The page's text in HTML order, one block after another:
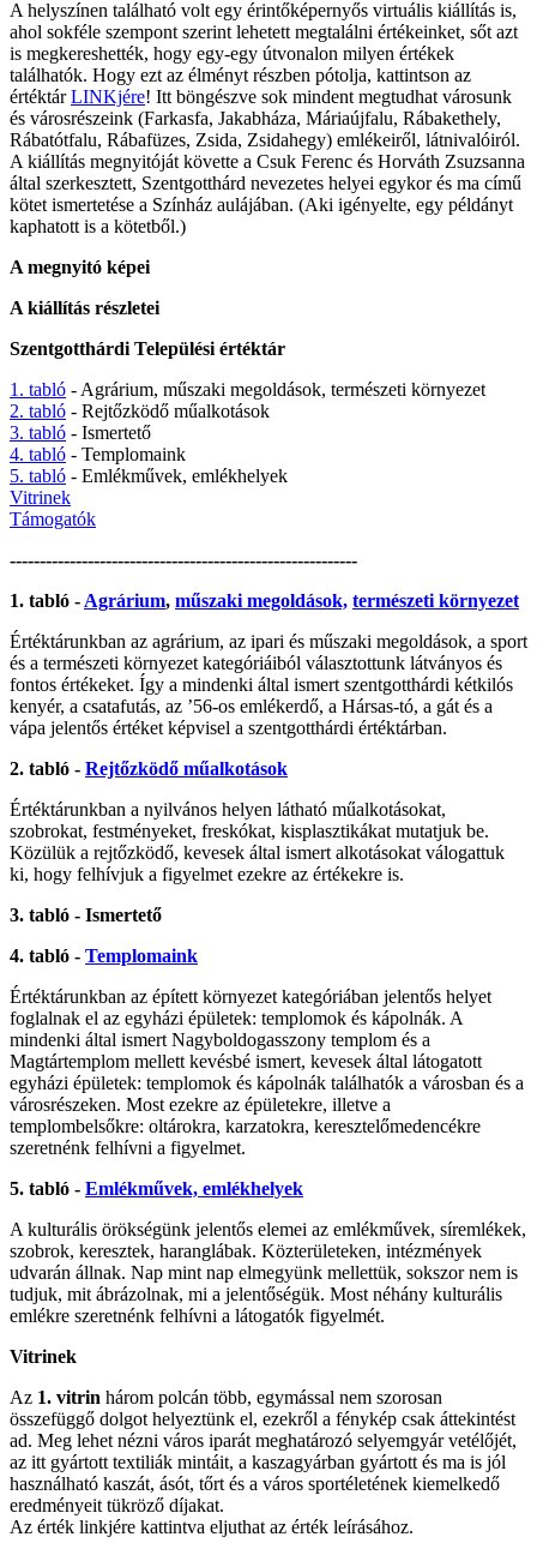
A helyszínen található volt egy érintőképernyős virtuális kiállítás is,
ahol sokféle szempont szerint lehetett megtalálni értékeinket, sőt azt
is megkereshették, hogy egy-egy útvonalon milyen értékek
találhatók. Hogy ezt az élményt részben pótolja, kattintson az
értéktárLINKjére! Itt böngészve sok mindent megtudhat városunk
és városrészeink (Farkasfa, Jakabháza, Máriaújfalu, Rábakethely,
Rábatótfalu, Rábafüzes, Zsida, Zsidahegy) emlékeiről, látnivalóiról.
A kiállítás megnyitóját követte a Csuk Ferenc és Horváth Zsuzsanna
által szerkesztett, Szentgotthárd nevezetes helyei egykor és ma című
kötet ismertetése a Színház aulájában. (Aki igényelte, egy példányt
kaphatott is a kötetből.)
A megnyitó képei
A kiállítás részletei
Szentgotthárdi Települési értéktár
1. tabló - Agrárium, műszaki megoldások, természeti környezet
2. tabló - Rejtőzködő műalkotások
3. tabló - Ismertető
4. tabló - Templomaink
5. tabló - Emlékművek, emlékhelyek
Vitrinek
Támogatók
----------------------------------------------------------
1. tabló - Agrárium, műszaki megoldások, természeti környezet
Értéktárunkban az agrárium, az ipari és műszaki megoldások, a sport
és a természeti környezet kategóriáiból választottunk látványos és
fontos értékeket. Így a mindenki által ismert szentgotthárdi kétkilós
kenyér, a csatafutás, az ’56-os emlékerdő, a Hársas-tó, a gát és a
vápa jelentős értéket képvisel a szentgotthárdi értéktárban.
2. tabló - Rejtőzködő műalkotások
Értéktárunkban a nyilvános helyen látható műalkotásokat,
szobrokat, festményeket, freskókat, kisplasztikákat mutatjuk be.
Közülük a rejtőzködő, kevesek által ismert alkotásokat válogattuk
ki, hogy felhívjuk a figyelmet ezekre az értékekre is.
3. tabló - Ismertető
4. tabló - Templomaink
Értéktárunkban az épített környezet kategóriában jelentős helyet
foglalnak el az egyházi épületek: templomok és kápolnák. A
mindenki által ismert Nagyboldogasszony templom és a
Magtártemplom mellett kevésbé ismert, kevesek által látogatott
egyházi épületek: templomok és kápolnák találhatók a városban és a
városrészeken. Most ezekre az épületekre, illetve a
templombelsőkre: oltárokra, karzatokra, keresztelőmedencékre
szeretnénk felhívni a figyelmet.
5. tabló - Emlékművek, emlékhelyek
A kulturális örökségünk jelentős elemei az emlékművek, síremlékek,
szobrok, keresztek, haranglábak. Közterületeken, intézmények
udvarán állnak. Nap mint nap elmegyünk mellettük, sokszor nem is
tudjuk, mit ábrázolnak, mi a jelentőségük. Most néhány kulturális
emlékre szeretnénk felhívni a látogatók figyelmét.
Vitrinek
Az 1. vitrin három polcán több, egymással nem szorosan
összefüggő dolgot helyeztünk el, ezekről a fénykép csak áttekintést
ad. Meg lehet nézni város iparát meghatározó selyemgyár vetélőjét,
az itt gyártott textiliák mintáit, a kaszagyárban gyártott és ma is jól
használható kaszát, ásót, tőrt és a város sportéletének kiemelkedő
eredményeit tükröző díjakat.
Az érték linkjére kattintva eljuthat az érték leírásához.